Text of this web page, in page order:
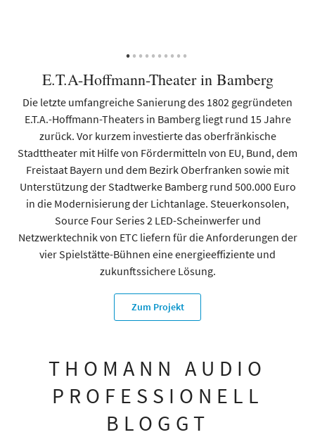
E.T.A-Hoffmann-Theater in Bamberg
Die letzte umfangreiche Sanierung des 1802 gegründeten
E.T.A.-Hoffmann-Theaters in Bamberg liegt rund 15 Jahre
zurück. Vor kurzem investierte das oberfränkische
Stadttheater mit Hilfe von Fördermitteln von EU, Bund, dem
Freistaat Bayern und dem Bezirk Oberfranken sowie mit
Unterstützung der Stadtwerke Bamberg rund 500.000 Euro
in die Modernisierung der Lichtanlage. Steuerkonsolen,
Source Four Series 2 LED-Scheinwerfer und
Netzwerktechnik von ETC liefern für die Anforderungen der
vier Spielstätte-Bühnen eine energieeffiziente und
zukunftssichere Lösung.
Zum Projekt
THOMANN AUDIO
PROFESSIONELL
BLOGGT